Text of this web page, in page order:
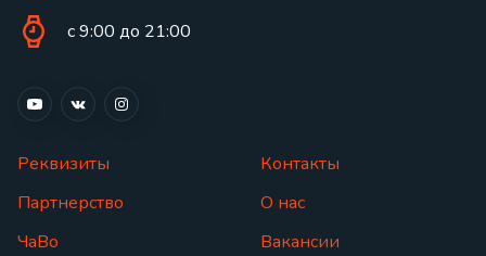
с 9:00 до 21:00
Реквизиты
Партнерство
ЧаВо
Контакты
О нас
Вакансии